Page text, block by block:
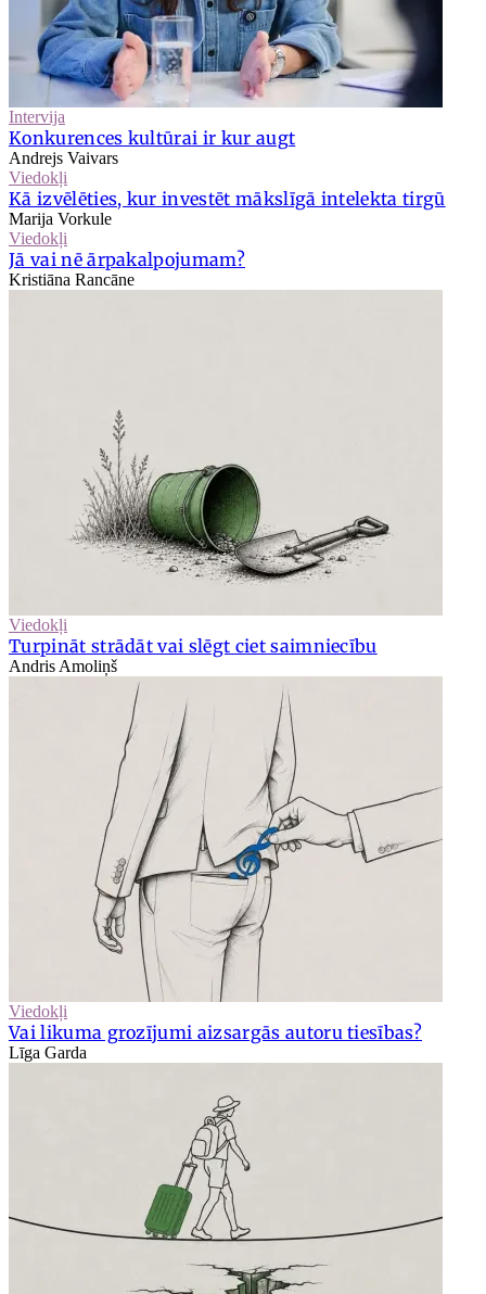
Intervija
Konkurences kultūrai ir kur augt
Andrejs Vaivars
Viedokļi
Kā izvēlēties, kur investēt mākslīgā intelekta tirgū
Marija Vorkule
Viedokļi
Jā vai nē ārpakalpojumam?
Kristiāna Rancāne
Viedokļi
Turpināt strādāt vai slēgt ciet saimniecību
Andris Amoliņš
Viedokļi
Vai likuma grozījumi aizsargās autoru tiesības?
Līga Garda